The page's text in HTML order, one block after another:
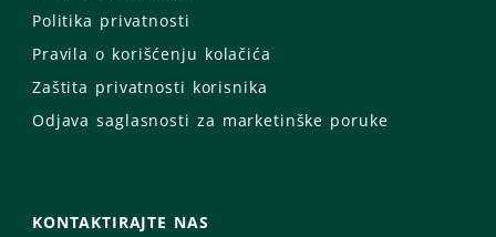
Politika privatnosti
Pravila o korišćenju kolačića
Zaštita privatnosti korisnika
Odjava saglasnosti za marketinške poruke
KONTAKTIRAJTE NAS